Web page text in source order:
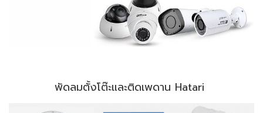
พัดลมตั้งโต๊ะและติดเพดาน Hatari